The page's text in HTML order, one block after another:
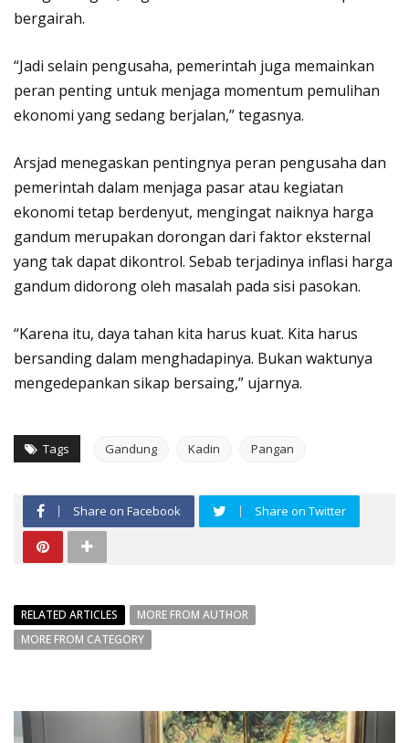
bergairah.
“Jadi selain pengusaha, pemerintah juga memainkan
peran penting untuk menjaga momentum pemulihan
ekonomi yang sedang berjalan,” tegasnya.
Arsjad menegaskan pentingnya peran pengusaha dan
pemerintah dalam menjaga pasar atau kegiatan
ekonomi tetap berdenyut, mengingat naiknya harga
gandum merupakan dorongan dari faktor eksternal
yang tak dapat dikontrol. Sebab terjadinya inflasi harga
gandum didorong oleh masalah pada sisi pasokan.
“Karena itu, daya tahan kita harus kuat. Kita harus
bersanding dalam menghadapinya. Bukan waktunya
mengedepankan sikap bersaing,” ujarnya.
Tags Gandung Kadin Pangan
Share on Facebook Share on Twitter
RELATED ARTICLES
MORE FROM AUTHOR
MORE FROM CATEGORY